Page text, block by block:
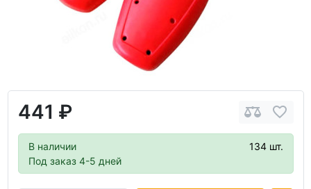
441 ₽
В наличии
134 шт.
Под заказ 4-5 дней